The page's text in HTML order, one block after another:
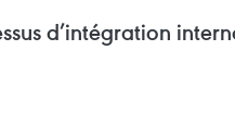
d’intégration